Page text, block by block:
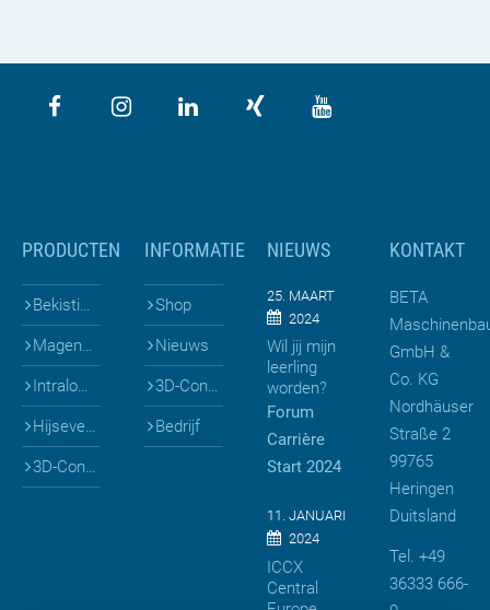
PRODUCTEN
Bekistingen voor prefab
Mageneten & Bekistingen
Intralogistiek
Hijsevenaars
3D-Configuratoren
INFORMATIE
Shop
Nieuws
3D-Configuratoren
Bedrijf
NIEUWS
25. MAART
2024
Wil jij mijn
leerling
worden?
Forum
Carrière
Start 2024
11. JANUARI
2024
ICCX
Central
KONTAKT
BETA
GmbH &
Co. KG
Nordhäuser
Straße 2
99765
Heringen
Duitsland
Tel. +49
36333 666-